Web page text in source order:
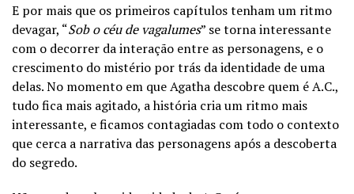
E por mais que os primeiros capítulos tenham um ritmo
devagar, “Sob o céu de vagalumes” se torna interessante
com o decorrer da interação entre as personagens, e o
crescimento do mistério por trás da identidade de uma
delas. No momento em que Agatha descobre quem é A.C.,
tudo fica mais agitado, a história cria um ritmo mais
interessante, e ficamos contagiadas com todo o contexto
que cerca a narrativa das personagens após a descoberta
do segredo.